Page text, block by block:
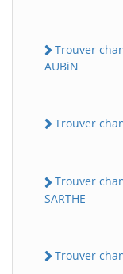
Trouver
AUBiN
Trouver
Trouver
SARTHE
Trouver